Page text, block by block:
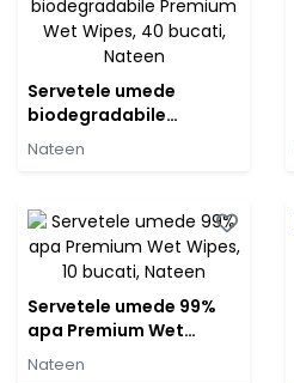
Servetele umede
biodegradabile
Premium Wet Wipes, 40
Nateen
Servetele umede 99%
apa Premium Wet
Wipes, 10 bucati,
Nateen